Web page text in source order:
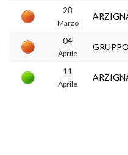
28
Marzo
04
Aprile
11
Aprile